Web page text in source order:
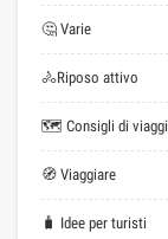
🤔 Varie
🚴Riposo attivo
🗺 Consigli di
🧭 Viaggiare
🧳 Idee per turisti